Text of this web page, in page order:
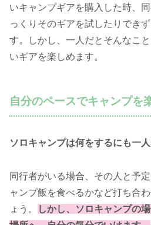
いキャンプギアを購入した時、
っくりそのギアを試したりでき
す。しかし、一人だとそんなこ
いギアを楽しめます。
自分のペースでキャンプを
ソロキャンプは何をするにも一人
同行者がいる場合、その人と予
ャンプ飯を食べるかなど打ち合
ょう。
しかし、ソロキャンプの